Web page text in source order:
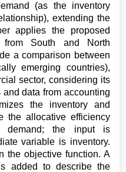
(as the inventory
extending the
applies the proposed
South and North
a comparison between
emerging countries),
sector, considering its
data from accounting
the inventory and
the allocative efficiency
demand; the input is
variable is inventory.
the objective function. A
added to describe the